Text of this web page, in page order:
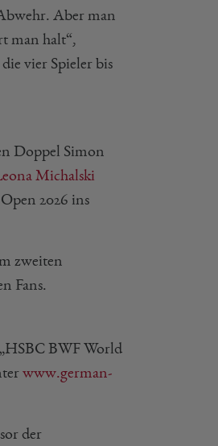
Aber man
man halt“,
vier Spieler bis
Doppel Simon
Michalski
2026 ins
zweiten
Fans.
BWF World
www.german-
der